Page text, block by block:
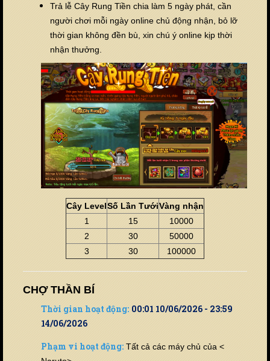
Trả lễ Cây Rung Tiền chia làm 5 ngày phát, cần
người chơi mỗi ngày online chủ động nhận, bỏ lỡ
thời gian không đền bù, xin chú ý online kịp thời
nhận thưởng.
Cây LevelSố Lần TướiVàng nhận
1
15
10000
2
30
50000
3
30 100000
CHỢ THẦN BÍ
Thời gian hoạt động: 00:01 10/06/2026 - 23:59
14/06/2026
Phạm vi hoạt động: Tất cả các máy chủ của <